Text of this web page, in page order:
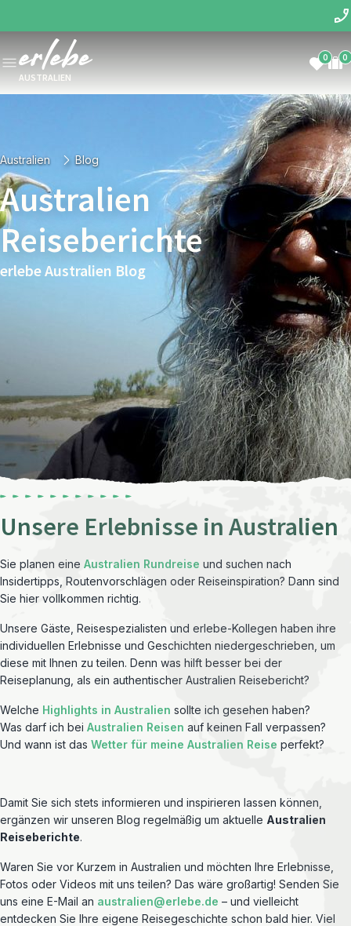
AUSTRALIEN
0 0
Australien Blog
Australien
Reiseberichte
erlebe Australien Blog
Unsere Erlebnisse in Australien
Sie planen eine Australien Rundreise und suchen nach
Insidertipps, Routenvorschlägen oder Reiseinspiration? Dann sind
Sie hier vollkommen richtig.
Unsere Gäste, Reisespezialisten und erlebe-Kollegen haben ihre
individuellen Erlebnisse und Geschichten niedergeschrieben, um
diese mit Ihnen zu teilen. Denn was hilft besser bei der
Reiseplanung, als ein authentischer Australien Reisebericht?
Welche Highlights in Australien sollte ich gesehen haben?
Was darf ich bei Australien Reisen auf keinen Fall verpassen?
Und wann ist das Wetter für meine Australien Reise perfekt?
Damit Sie sich stets informieren und inspirieren lassen können,
ergänzen wir unseren Blog regelmäßig um aktuelle Australien
Reiseberichte.
Waren Sie vor Kurzem in Australien und möchten Ihre Erlebnisse,
Fotos oder Videos mit uns teilen? Das wäre großartig! Senden Sie
uns eine E-Mail an australien@erlebe.de – und vielleicht
entdecken Sie Ihre eigene Reisegeschichte schon bald hier. Viel